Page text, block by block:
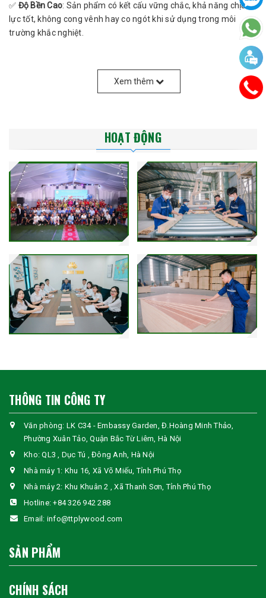
✅ Độ Bền Cao: Sản phẩm có kết cấu vững chắc, khả năng chịu
lực tốt, không cong vênh hay co ngót khi sử dụng trong môi
trường khắc nghiệt.
: Đặc biệt với ván ép phủ phim,
lớp phim chống nước giúp bảo vệ bề mặt, kéo dài tuổi thọ sử
ngân sách cho doanh nghiệp.
: Sử dụng nguyên liệu tái chế, quy trình
sản xuất hiện đại giảm thiểu tác động đến môi trường.
3. Ứng Dụng Của Ván Ép Xây Dựng
🔹Ngành Xây Dựng: Làm ván khuôn, sàn, trần, vách ngăn, cốp
pha bê tông.
🔹Ngành Nội Thất & Bao Bì: Đóng pallet, thùng gỗ, bảo vệ hàng
hóa khi vận chuyển.
🔹Công Trình Dân Dụng & Công Nghiệp: Dùng trong xây dựng
nhà xưởng, nhà tiền chế.
4. Tại Sao Chọn TT PLYWOOD?
Thương hiệu uy tín
: Đã có mặt trên thị trường với chất lượng
được kiểm chứng.
nhận nhanh chóng.
bền cao, đảm bảo hiệu suất sử dụng.
💡Liên hệ ngay TT PLYWOOD để nhận báo giá và tư vấn chi tiết
về sản phẩm ván ép xây dựng phù hợp với nhu cầu của bạn!
Xem thêm
HOẠT ĐỘNG
THÔNG TIN CÔNG TY
Văn phòng: LK C34 - Embassy Garden, Đ.Hoàng Minh Thảo,
Phường Xuân Tảo, Quận Bắc Từ Liêm, Hà Nội
Kho: QL3 , Dục Tú , Đông Anh, Hà Nội
Nhà máy 1: Khu 16, Xã Võ Miếu, Tỉnh Phú Thọ
Nhà máy 2: Khu Khuân 2 , Xã Thanh Sơn, Tỉnh Phú Thọ
Hotline:+84 326 942 288
Email: info@ttplywood.com
SẢN PHẨM
CHÍNH SÁCH